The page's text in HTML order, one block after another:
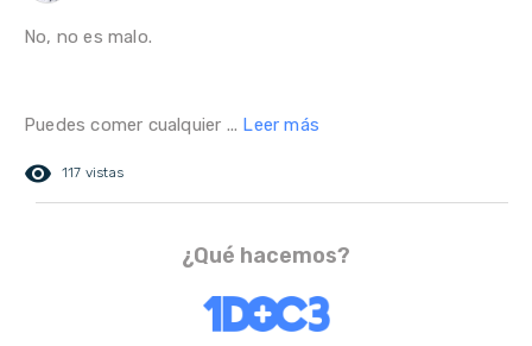
No, no es malo.
Puedes comer cualquier ... Leer más
remove_red_eye 117 vistas
¿Qué hacemos?